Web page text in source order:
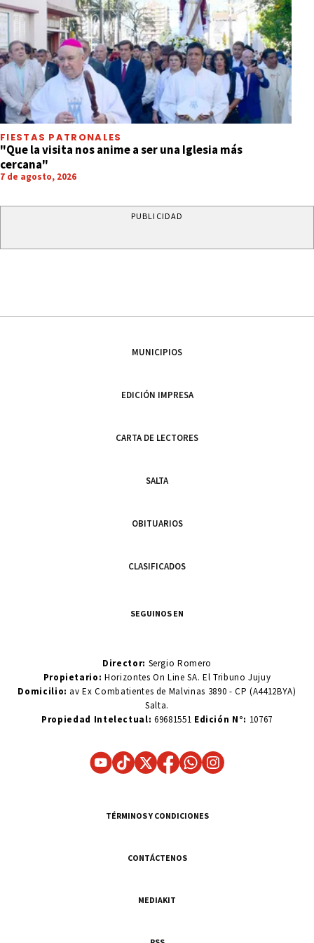
FIESTAS PATRONALES
"Que la visita nos anime a ser una Iglesia más
cercana"
7 de agosto, 2026
PUBLICIDAD
MUNICIPIOS
EDICIÓN IMPRESA
CARTA DE LECTORES
SALTA
OBITUARIOS
CLASIFICADOS
SEGUINOS EN
Director: Sergio Romero
Propietario:Horizontes On Line SA. El Tribuno Jujuy
Domicilio: av Ex Combatientes de Malvinas 3890 - CP (A4412BYA)
Salta.
Propiedad Intelectual: 69681551 Edición N°: 10767
TÉRMINOS Y CONDICIONES
CONTÁCTENOS
MEDIAKIT